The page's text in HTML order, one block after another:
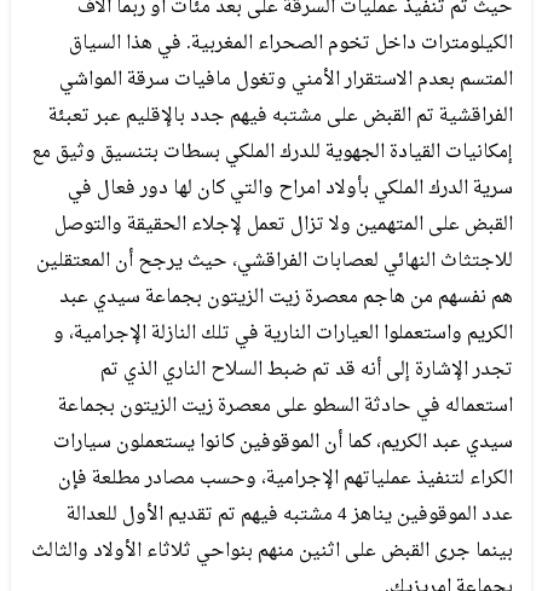
حيث تم تنفيذ عمليات السرقة على بعد مئات أو ربما آلاف
الكيلومترات داخل تخوم الصحراء المغربية. في هذا السياق
المتسم بعدم الاستقرار الأمني وتغول مافيات سرقة المواشي
الفراقشية تم القبض على مشتبه فيهم جدد بالإقليم عبر تعبئة
إمكانيات القيادة الجهوية للدرك الملكي بسطات بتنسيق وثيق مع
سرية الدرك الملكي بأولاد امراح والتي كان لها دور فعال في
القبض على المتهمين ولا تزال تعمل لإجلاء الحقيقة والتوصل
للاجتثاث النهائي لعصابات الفراقشي، حيث يرجح أن المعتقلين
هم نفسهم من هاجم معصرة زيت الزيتون بجماعة سيدي عبد
الكريم واستعملوا العيارات النارية في تلك النازلة الإجرامية، و
تجدر الإشارة إلى أنه قد تم ضبط السلاح الناري الذي تم
استعماله في حادثة السطو على معصرة زيت الزيتون بجماعة
سيدي عبد الكريم، كما أن الموقوفين كانوا يستعملون سيارات
الكراء لتنفيذ عملياتهم الإجرامية، وحسب مصادر مطلعة فإن
عدد الموقوفين يناهز 4 مشتبه فيهم تم تقديم الأول للعدالة
بينما جرى القبض على اثنين منهم بنواحي ثلاثاء الأولاد والثالث